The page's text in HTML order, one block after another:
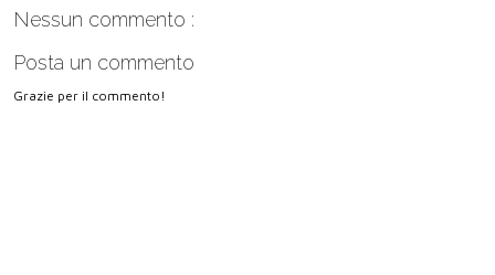
Nessun commento :
Posta un commento
Grazie per il commento!